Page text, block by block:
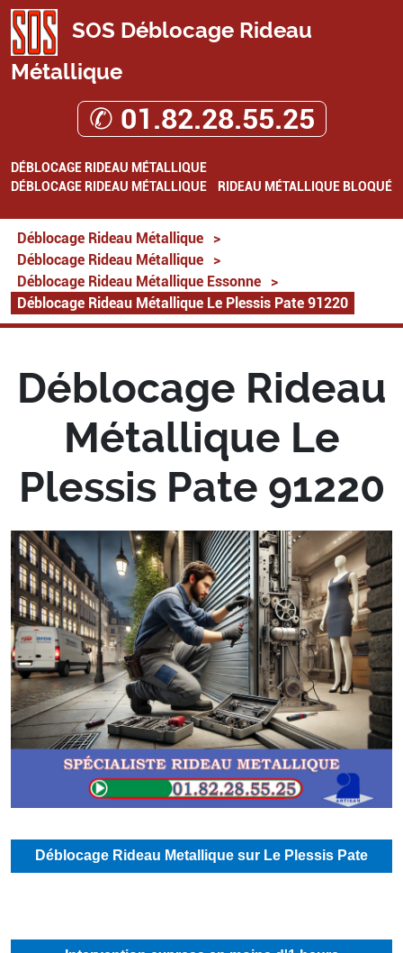
SOS Déblocage Rideau
Métallique
✆ 01.82.28.55.25
DÉBLOCAGE RIDEAU MÉTALLIQUE
DÉBLOCAGE RIDEAU MÉTALLIQUE
RIDEAU MÉTALLIQUE BLOQUÉ
Déblocage Rideau Métallique
>
Déblocage Rideau Métallique
>
Déblocage Rideau Métallique Essonne
>
Déblocage Rideau Métallique Le Plessis Pate 91220
Déblocage Rideau
Métallique Le
Plessis Pate 91220
Déblocage Rideau Metallique sur Le Plessis Pate